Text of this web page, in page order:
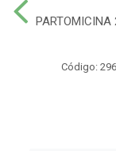
PARTOMICINA
Código: 296